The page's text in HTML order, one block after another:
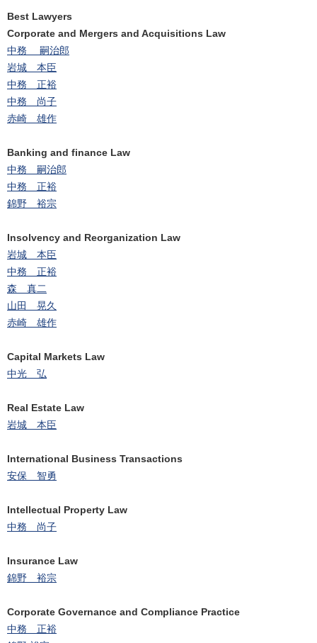
Best Lawyers
Corporate and Mergers and Acquisitions Law
中務 嗣治郎
岩城 本臣
中務 正裕
中務 尚子
赤崎 雄作
Banking and finance Law
中務 嗣治郎
中務 正裕
錦野 裕宗
Insolvency and Reorganization Law
岩城 本臣
中務 正裕
森 真二
山田 晃久
赤崎 雄作
Capital Markets Law
中光 弘
Real Estate Law
岩城 本臣
International Business Transactions
安保 智勇
Intellectual Property Law
中務 尚子
Insurance Law
錦野 裕宗
Corporate Governance and Compliance Practice
中務 正裕